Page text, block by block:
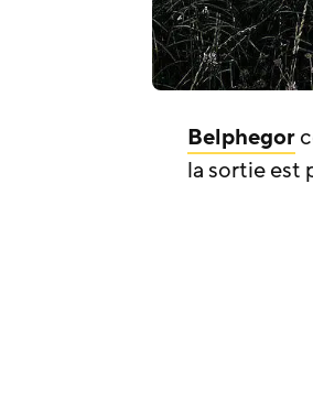
Belphegor
la sortie est